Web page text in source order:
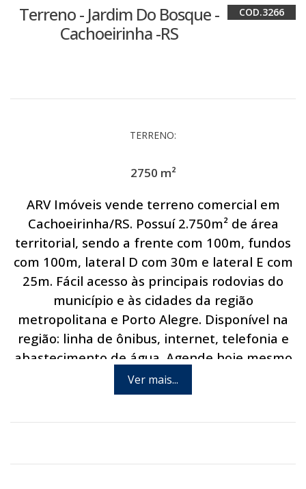
Terreno - Jardim Do Bosque -
Cachoeirinha -RS
3266
TERRENO:
2750 m²
ARV Imóveis vende terreno comercial em
Cachoeirinha/RS. Possuí 2.750m² de área
territorial, sendo a frente com 100m, fundos
com 100m, lateral D com 30m e lateral E com
25m. Fácil acesso às principais rodovias do
município e às cidades da região
metropolitana e Porto Alegre. Disponível na
região: linha de ônibus, internet, telefonia e
abastecimento de água. Agende hoje mesmo
uma visita com um de nossos corretores.
Ver mais...